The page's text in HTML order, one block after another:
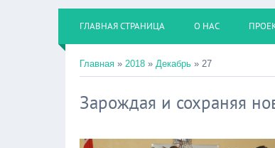
ГЛАВНАЯ СТРАНИЦА О НАС
Главная » 2018 » Декабрь » 27
Зарождая и сохраняя